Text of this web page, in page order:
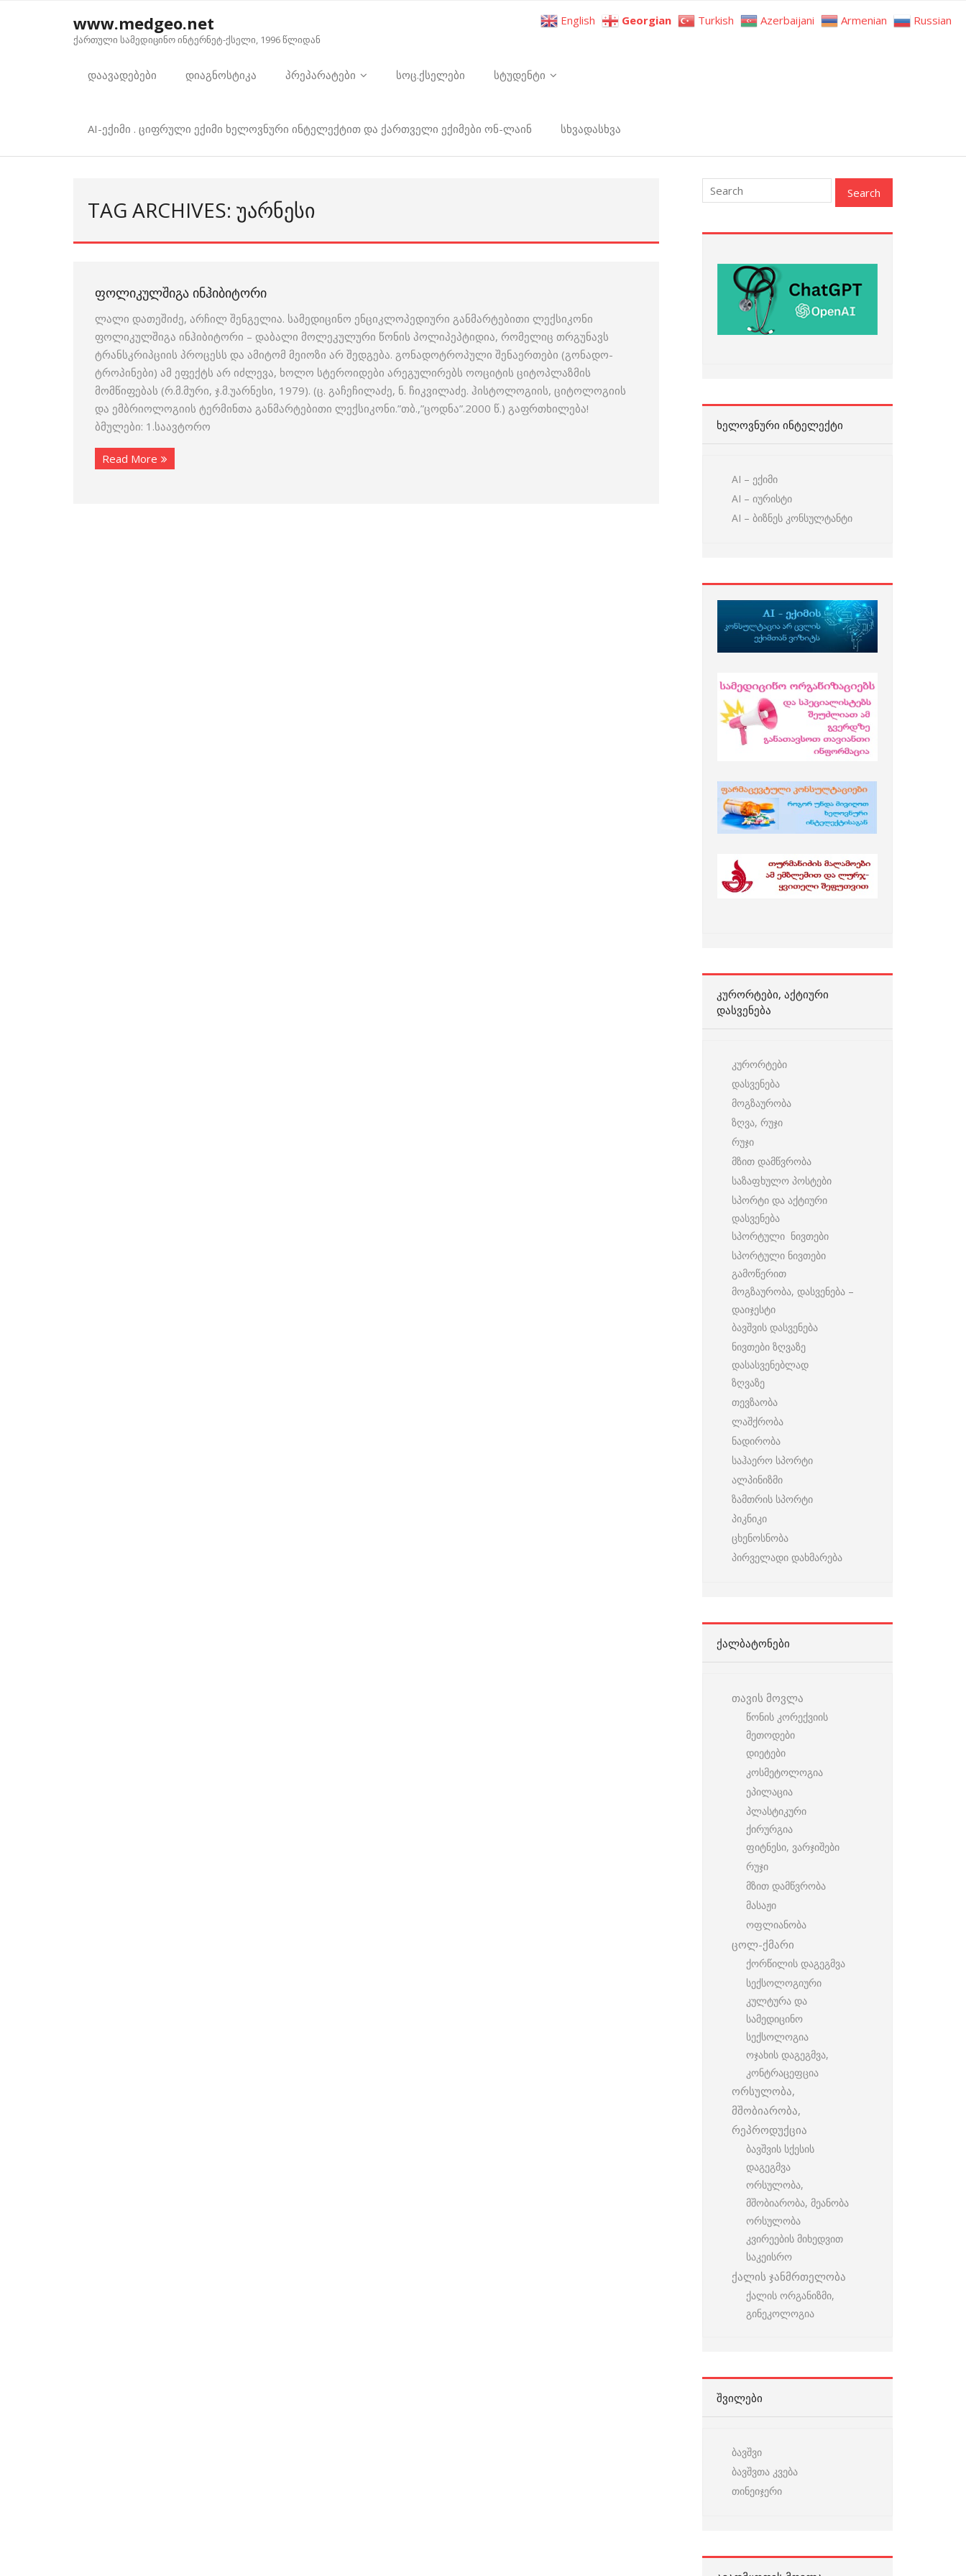
www.medgeo.net
ქართული სამედიცინო ინტერნეტ-ქსელი, 1996 წლიდან
დაავადებები დიაგნოსტიკა პრეპარატები სოც.ქსელები სტუდენტი
AI-ექიმი . ციფრული ექიმი ხელოვნური ინტელექტით და ქართველი ექიმები ონ-ლაინ სხვადასხვა
TAG ARCHIVES: ᲣᲐᲠᲜᲔᲡᲘ
ᲤᲝᲚᲘᲙᲣᲚᲨᲘᲒᲐ ᲘᲜᲰᲘᲑᲘᲢᲝᲠᲘ
ლალი დათეშიძე, არჩილ შენგელია. სამედიცინო ენციკლოპედიური განმარტებითი ლექსიკონი
ფოლიკულშიგა ინჰიბიტორი – დაბალი მოლეკულური წონის პოლიპეპტიდია, რომელიც თრგუნავს
ტრანსკრიპციის პროცესს და ამიტომ მეიოზი არ შედგება. გონადოტროპული შენაერთები (გონადო­
ტროპინები) ამ ეფექტს არ იძლევა, ხოლო სტეროიდები არეგულირებს ოოციტის ციტოპლაზმის
მომწიფებას (რ.მ.მური, ჯ.მ.უარნესი, 1979). (ც. გაჩეჩილაძე, ნ. ჩიკვილაძე. ჰისტოლოგიის, ციტოლოგიის
და ემბრიოლოგიის ტერმინთა განმარტებითი ლექსიკონი.”თბ.,”ცოდნა”.2000 წ.) გაფრთხილება!
ბმულები: 1.საავტორო
Read More
ᲮᲔᲚᲝᲕᲜᲣᲠᲘ ᲘᲜᲢᲔᲚᲔᲥᲢᲘ
AI – ექიმი
AI – იურისტი
AI – ბიზნეს კონსულტანტი
ᲙᲣᲠᲝᲠᲢᲔᲑᲘ, ᲐᲥᲢᲘᲣᲠᲘ
ᲓᲐᲡᲕᲔᲜᲔᲑᲐ
კურორტები
დასვენება
მოგზაურობა
ზღვა, რუჯი
რუჯი
მზით დამწვრობა
საზაფხულო პოსტები
სპორტი და აქტიური
დასვენება
სპორტული ნივთები
სპორტული ნივთები
გამოწერით
მოგზაურობა, დასვენება –
დაიჯესტი
ბავშვის დასვენება
ნივთები ზღვაზე
დასასვენებლად
ზღვაზე
თევზაობა
ლაშქრობა
ნადირობა
საჰაერო სპორტი
ალპინიზმი
ზამთრის სპორტი
პიკნიკი
ცხენოსნობა
პირველადი დახმარება
ᲥᲐᲚᲑᲐᲢᲝᲜᲔᲑᲘ
თავის მოვლა
წონის კორექვიის
მეთოდები
დიეტები
კოსმეტოლოგია
ეპილაცია
პლასტიკური
ქირურგია
ფიტნესი, ვარჯიშები
რუჯი
მზით დამწვრობა
მასაჟი
ოფლიანობა
ცოლ-ქმარი
ქორწილის დაგეგმვა
სექსოლოგიური
კულტურა და
სამედიცინო
სექსოლოგია
ოჯახის დაგეგმვა,
კონტრაცეფცია
ორსულობა,
მშობიარობა,
რეპროდუქცია
ბავშვის სქესის
დაგეგმვა
ორსულობა,
მშობიარობა, მეანობა
ორსულობა
კვირეების მიხედვით
საკეისრო
ქალის ჯანმრთელობა
ქალის ორგანიზმი,
გინეკოლოგია
ᲨᲕᲘᲚᲔᲑᲘ
ბავშვი
ბავშვთა კვება
თინეიჯერი
English Georgian Turkish Azerbaijani Armenian Russian